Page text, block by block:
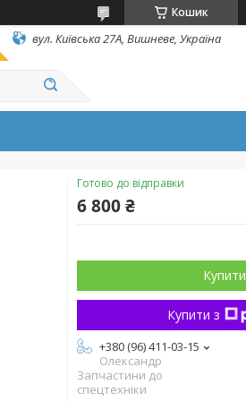
Кошик
вул. Київська 27А, Вишневе, Україна
Готово до відправки
6 800 ₴
Купити
Купити з
+380 (96) 411-03-15
Олександр
Запчастини до
спецтехніки